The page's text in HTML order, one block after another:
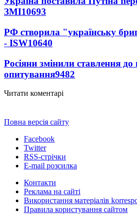
ЗМІ10693
РФ створила "українську
- ISW10640
Росіяни змінили ставлення до
опитування9482
Читати коментарі
Повна версія сайту
Facebook
Twitter
RSS-стрічки
E-mail розсилка
Контакти
Реклама на сайті
Використання матеріалів
Правила користування сайтом